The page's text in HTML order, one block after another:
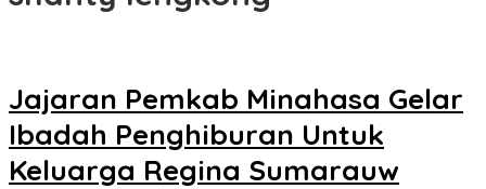
Jajaran Pemkab Minahasa Gelar
Ibadah Penghiburan Untuk
Keluarga Regina Sumarauw